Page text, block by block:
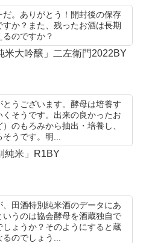
。ありがとう！開封後の保存
か？また、残ったお酒は長期
のですか？
米大吟醸」二左衛門2022BY
うございます。酵母は培養す
そうです。出来の良かったお
のもろみから抽出・培養し、
そうです。明...
純米」R1BY
田酒特別純米酒のデータにあ
うのは協会酵母を酒蔵独自で
ょうか？そのようにすると蔵
のでしょう...